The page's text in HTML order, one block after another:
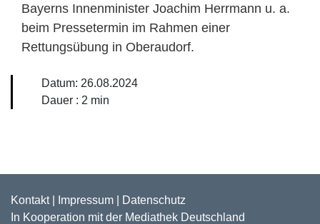
Bayerns Innenminister Joachim Herrmann u. a.
beim Pressetermin im Rahmen einer
Rettungsübung in Oberaudorf.
Datum: 26.08.2024
Dauer : 2 min
Kontakt| Impressum
Datenschutz
In Kooperation mit der Mediathek Deutschland